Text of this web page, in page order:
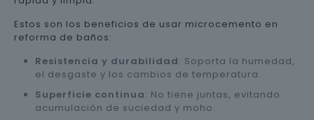
Estos son los beneficios de usar microcemento en
reforma de baños:
Resistencia y durabilidad: Soporta la humedad,
el desgaste y los cambios de temperatura.
Superficie continua: No tiene juntas, evitando
acumulación de suciedad y moho.